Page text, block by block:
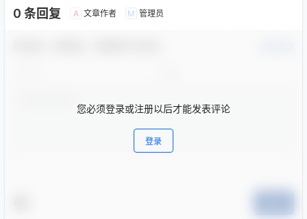
0 条回复 A 文章作者 M 管理员
您必须登录或注册以后才能发表评论
登录